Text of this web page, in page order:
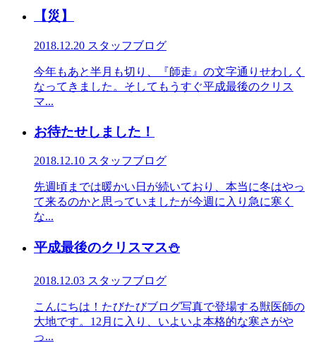
【災】
2018.12.20 スタッフブログ
今年もあと半月も切り、『師走』の文字通りせわしく
なってきました。そしてもうすぐ平成最後のクリス
マ...
お待たせしました！
2018.12.10 スタッフブログ
先週頃までは暖かい日が続いており、本当に冬はやっ
て来るのかと思っていましたが今週に入り急に寒く
な...
平成最後のクリスマス⛄
2018.12.03 スタッフブログ
こんにちは！たびたびブログ写真で登場する獣医師の
大地です。12月に入り、いよいよ本格的な寒さがや
っ...